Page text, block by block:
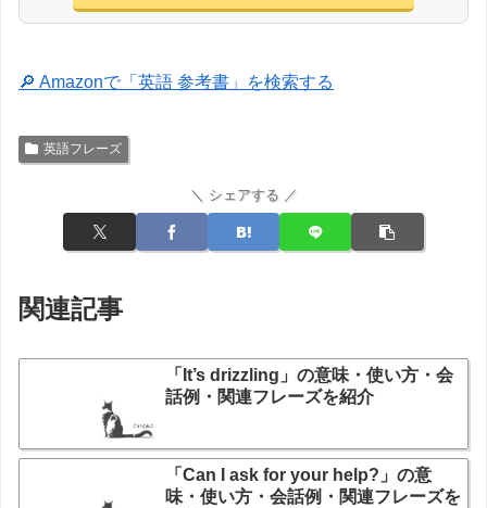
🔎 Amazonで「英語 参考書」を検索する
英語フレーズ
＼ シェアする ／
関連記事
「It’s drizzling」の意味・使い方・会
話例・関連フレーズを紹介
「Can I ask for your help?」の意
味・使い方・会話例・関連フレーズを